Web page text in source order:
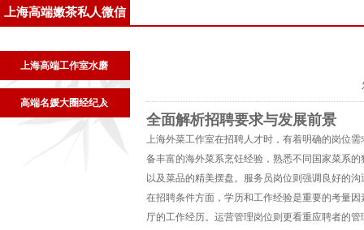
上海高端嫩茶私人微信
上海高端工作室水磨
高端名媛大圈经纪人
全面解析招聘要求与发展前景
上海外菜工作室在招聘人才时，有着明确的岗位
备丰富的海外菜系烹饪经验，熟悉不同国家菜系
以及菜品的精美摆盘。服务员岗位则强调良好的
在招聘条件方面，学历和工作经验是重要的考量
厅的工作经历。运营管理岗位则更看重应聘者的